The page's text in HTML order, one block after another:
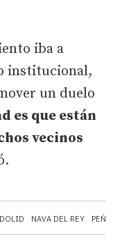
NAVA DEL REY
iba a
institucional,
un duelo
es que están
vecinos